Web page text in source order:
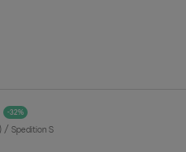
-32%
/ Spedition S